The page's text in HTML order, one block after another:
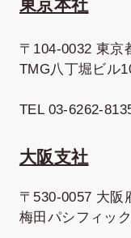
東京本社
〒104-0032 東京
TMG八丁堀ビル
TEL 03-6262-
大阪支社
〒530-0057 大阪
梅田パシフィッ